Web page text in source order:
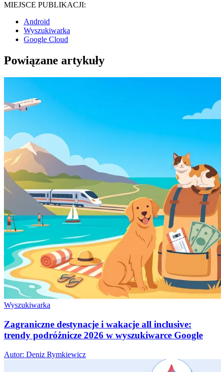
MIEJSCE PUBLIKACJI:
Android
Wyszukiwarka
Google Cloud
Powiązane artykuły
Wyszukiwarka
Zagraniczne destynacje i wakacje all inclusive:
trendy podróżnicze 2026 w wyszukiwarce Google
Autor: Deniz Rymkiewicz